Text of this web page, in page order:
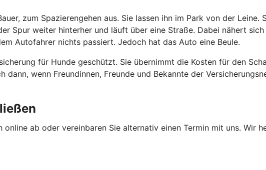
zum Spazierengehen aus. Sie lassen ihn im Park von der Leine.
Spur weiter hinterher und läuft über eine Straße. Dabei nähert
Autofahrer nichts passiert. Jedoch hat das Auto eine Beule.
für Hunde geschützt. Sie übernimmt die Kosten für den
wenn Freundinnen, Freunde und Bekannte der
ab oder vereinbaren Sie alternativ einen Termin mit uns. Wir